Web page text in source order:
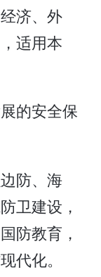
济、外
适用本
的安全保
防、海
卫建设，
防教育，
代化。